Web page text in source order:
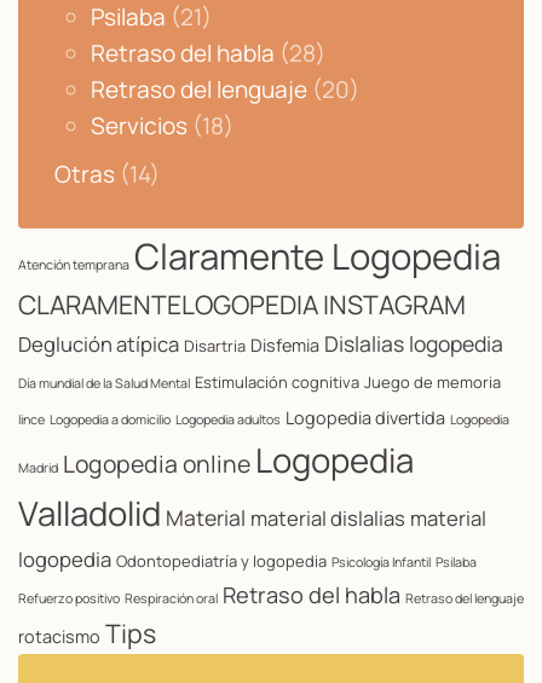
Psilaba (21)
Retraso del habla (28)
Retraso del lenguaje (20)
Servicios (18)
Otras (14)
Atención temprana Claramente Logopedia
CLARAMENTELOGOPEDIA INSTAGRAM
Deglución atípica Disartria Disfemia Dislalias logopedia
Día mundial de la Salud Mental Estimulación cognitiva Juego de memoria
lince Logopedia a domicilio Logopedia adultos Logopedia divertida Logopedia
Madrid Logopedia online Logopedia
Valladolid Material material dislalias material
logopedia Odontopediatría y logopedia Psicología Infantil Psilaba
Refuerzo positivo Respiración oral Retraso del habla Retraso del lenguaje
rotacismo Tips